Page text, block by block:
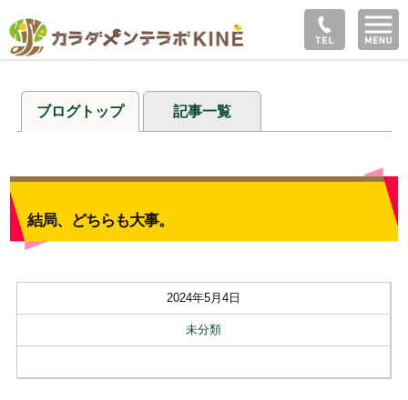
ブログトップ 記事一覧
結局、どちらも大事。
2024年5月4日
未分類